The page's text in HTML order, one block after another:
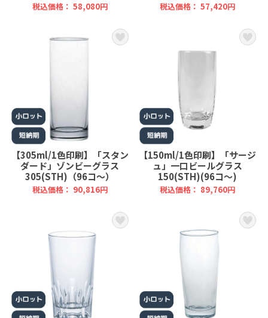
税込価格： 58,080円 税込価格： 57,420円
【305ml/1色印刷】「スタン
ダード」ゾンビーグラス
305(STH)（96コ～）
税込価格： 90,816円
【150ml/1色印刷】「サージ
ュ」一口ビールグラス
150(STH)(96コ～)
税込価格： 89,760円